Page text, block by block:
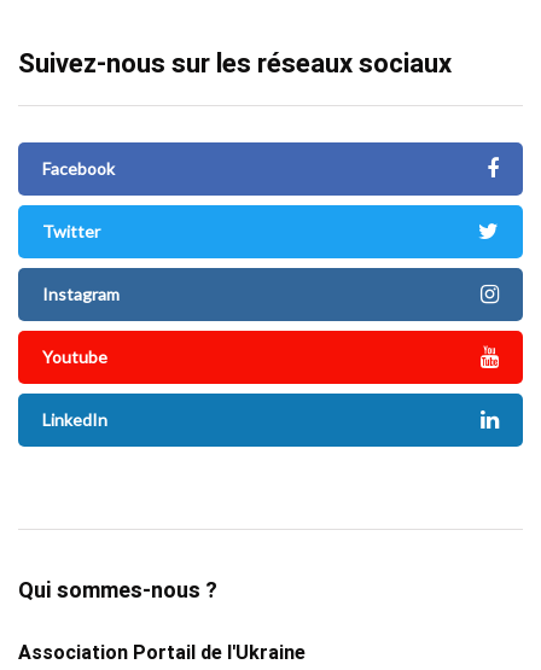
Suivez-nous sur les réseaux sociaux
Facebook
Twitter
Instagram
Youtube
LinkedIn
Qui sommes-nous ?
Association Portail de l'Ukraine